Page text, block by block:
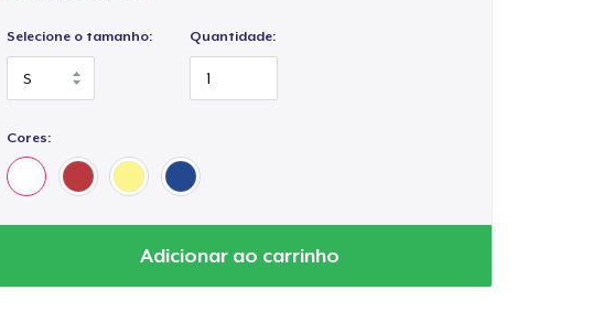
Selecione o tamanho: Quantidade:
Cores:
Adicionar ao carrinho